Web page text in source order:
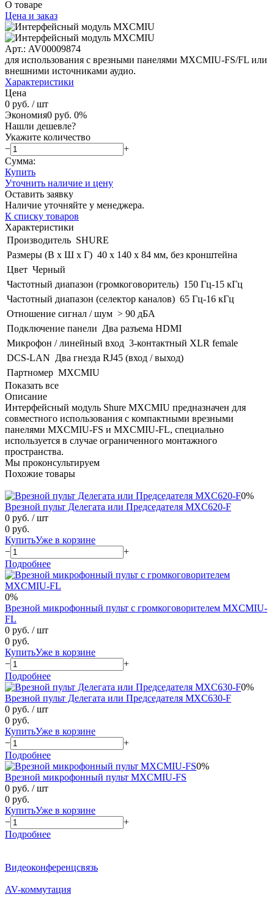
О товаре
Цена и заказ
Арт.: AV00009874
для использования с врезными панелями MXCMIU-FS/FL или
внешними источниками аудио.
Характеристики
Цена
0 руб. / шт
Экономия0 руб. 0%
Нашли дешевле?
Укажите количество
−
+
Сумма:
Купить
Уточнить наличие и цену
Оставить заявку
Наличие уточняйте у менеджера.
К списку товаров
Характеристики
Производитель SHURE
Размеры (В x Ш х Г) 40 x 140 x 84 мм, без кронштейна
Цвет Черный
Частотный диапазон (громкоговоритель) 150 Гц-15 кГц
Частотный диапазон (селектор каналов) 65 Гц-16 кГц
Отношение сигнал / шум > 90 дБА
Подключение панели Два разъема HDMI
Микрофон / линейный вход 3-контактный XLR female
DCS-LAN Два гнезда RJ45 (вход / выход)
Партномер MXCMIU
Показать все
Описание
Интерфейсный модуль Shure MXCMIU предназначен для
совместного использования с компактными врезными
панелями MXCMIU-FS и MXCMIU-FL, специально
используется в случае ограниченного монтажного
пространства.
Мы проконсультируем
Похожие товары
0%
Врезной пульт Делегата или Председателя MXC620-F
0 руб. / шт
0 руб.
КупитьУже в корзине
−
+
Подробнее
0%
Врезной микрофонный пульт с громкоговорителем MXCMIU-
FL
0 руб. / шт
0 руб.
КупитьУже в корзине
−
+
Подробнее
0%
Врезной пульт Делегата или Председателя MXC630-F
0 руб. / шт
0 руб.
КупитьУже в корзине
−
+
Подробнее
0%
Врезной микрофонный пульт MXCMIU-FS
0 руб. / шт
0 руб.
КупитьУже в корзине
−
+
Подробнее
Видеоконференцсвязь
AV-коммутация